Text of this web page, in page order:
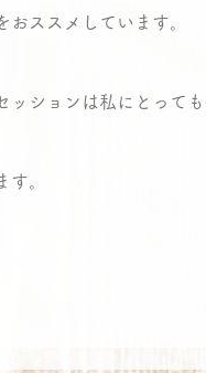
おススメしています。
ッションは私にとって
す。